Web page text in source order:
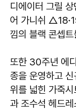
디에이터 그릴
어 가니쉬
낌의 블랙 콘셉
또한 30주년 에
종을 운영하고
위를 넓힌 가죽
과 조수석 헤드